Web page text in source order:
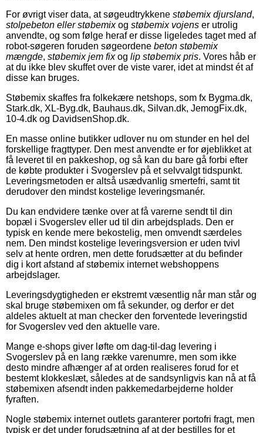
For øvrigt viser data, at søgeudtrykkene støbemix djursland,
stolpebeton eller støbemixog støbemix vojens er utrolig
anvendte, og som følge heraf er disse ligeledes taget med af
robot-søgeren foruden søgeordene beton støbemix
mængde, støbemix jem fixog lip støbemix pris. Vores håb er
at du ikke blev skuffet over de viste varer, idet at mindst ét af
disse kan bruges.
Støbemix skaffes fra folkekære netshops, som fx Bygma.dk,
Stark.dk, XL-Byg.dk, Bauhaus.dk, Silvan.dk, JemogFix.dk,
10-4.dk og DavidsenShop.dk.
En masse online butikker udlover nu om stunder en hel del
forskellige fragttyper. Den mest anvendte er for øjeblikket at
få leveret til en pakkeshop, og så kan du bare gå forbi efter
de købte produkter i Svogerslev på et selvvalgt tidspunkt.
Leveringsmetoden er altså usædvanlig smertefri, samt tit
derudover den mindst kostelige leveringsmanér.
Du kan endvidere tænke over at få varerne sendt til din
bopæl i Svogerslev eller ud til din arbejdsplads. Den er
typisk en kende mere bekostelig, men omvendt særdeles
nem. Den mindst kostelige leveringsversion er uden tvivl
selv at hente ordren, men dette forudsætter at du befinder
dig i kort afstand af støbemix internet webshoppens
arbejdslager.
Leveringsdygtigheden er ekstremt væsentlig når man står og
skal bruge støbemixen om få sekunder, og derfor er det
aldeles aktuelt at man checker den forventede leveringstid
for Svogerslev ved den aktuelle vare.
Mange e-shops giver løfte om dag-til-dag levering i
Svogerslev på en lang række varenumre, men som ikke
desto mindre afhænger af at orden realiseres forud for et
bestemt klokkeslæt, således at de sandsynligvis kan nå at få
støbemixen afsendt inden pakkemedarbejderne holder
fyraften.
Nogle støbemix internet outlets garanterer portofri fragt, men
typisk er det under forudsætning af at der bestilles for et